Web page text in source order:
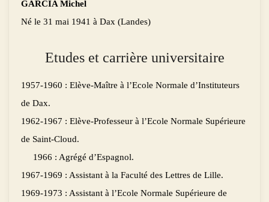
GARCIA Michel
Né le 31 mai 1941 à Dax (Landes)
Etudes et carrière universitaire
1957-1960 : Elève-Maître à l’Ecole Normale d’Instituteurs
de Dax.
1962-1967 : Elève-Professeur à l’Ecole Normale Supérieure
de Saint-Cloud.
1966 : Agrégé d’Espagnol.
1967-1969 : Assistant à la Faculté des Lettres de Lille.
1969-1973 : Assistant à l’Ecole Normale Supérieure de